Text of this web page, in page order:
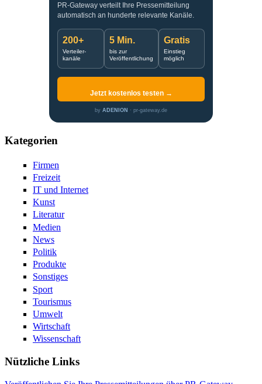
PR-Gateway verteilt Ihre Pressemitteilung
automatisch an hunderte relevante Kanäle.
200+
Verteiler-
kanäle
5 Min.
bis zur
Veröffentlichung
Gratis
Einstieg
möglich
Jetzt kostenlos testen →
by ADENION · pr-gateway.de
Kategorien
Firmen
Freizeit
IT und Internet
Kunst
Literatur
Medien
News
Politik
Produkte
Sonstiges
Sport
Tourismus
Umwelt
Wirtschaft
Wissenschaft
Nützliche Links